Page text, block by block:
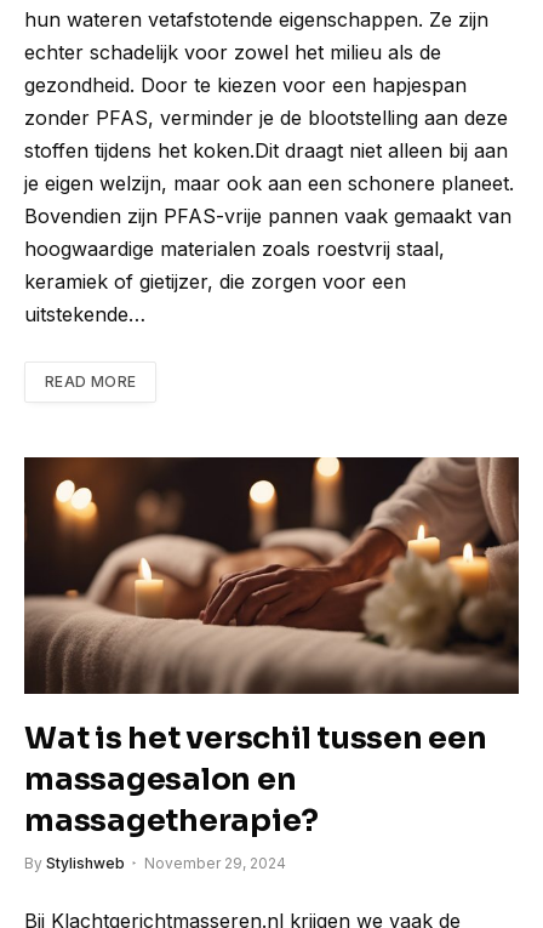
hun wateren vetafstotende eigenschappen. Ze zijn
echter schadelijk voor zowel het milieu als de
gezondheid. Door te kiezen voor een hapjespan
zonder PFAS, verminder je de blootstelling aan deze
stoffen tijdens het koken.Dit draagt niet alleen bij aan
je eigen welzijn, maar ook aan een schonere planeet.
Bovendien zijn PFAS-vrije pannen vaak gemaakt van
hoogwaardige materialen zoals roestvrij staal,
keramiek of gietijzer, die zorgen voor een
uitstekende…
READ MORE
Wat is het verschil tussen een
massagesalon en
massagetherapie?
By Stylishweb November 29, 2024
Bij Klachtgerichtmasseren.nl krijgen we vaak de